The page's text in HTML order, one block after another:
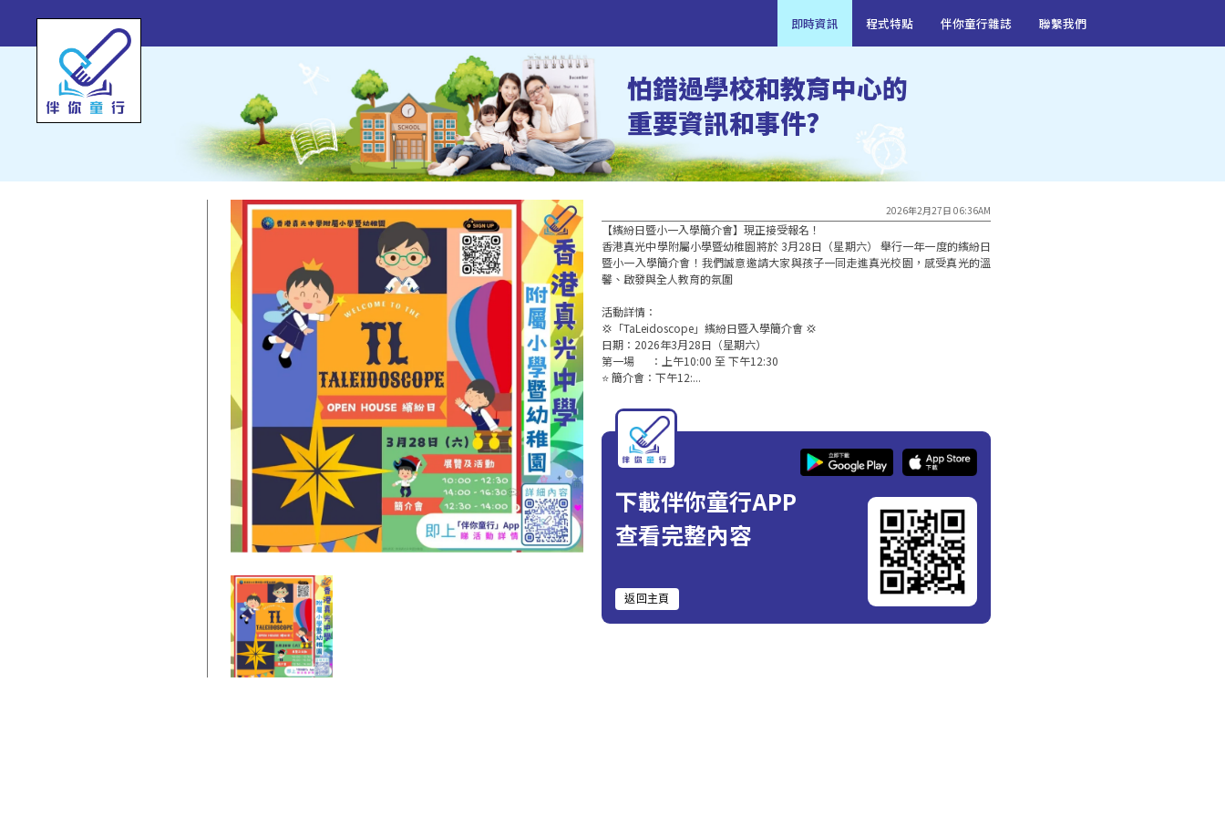
即時資訊 程式特點 伴你童行雜誌 聯繫我們
怕錯過學校和教育中心的
重要資訊和事件?
2026年2月27日 06:36AM
【繽紛日暨小一入學簡介會】現正接受報名！
香港真光中學附屬小學暨幼稚園將於 3月28日（星期六） 舉行一年一度的繽紛日
暨小一入學簡介會！我們誠意邀請大家與孩子一同走進真光校園，感受真光的溫
馨、啟發與全人教育的氛圍
活動詳情：
💢「TaLeidoscope」繽紛日暨入學簡介會 💢
日期：2026年3月28日（星期六）
第一場      ：上午10:00 至 下午12:30
⭐ 簡介會：下午12:...
下載伴你童行APP
查看完整內容
返回主頁